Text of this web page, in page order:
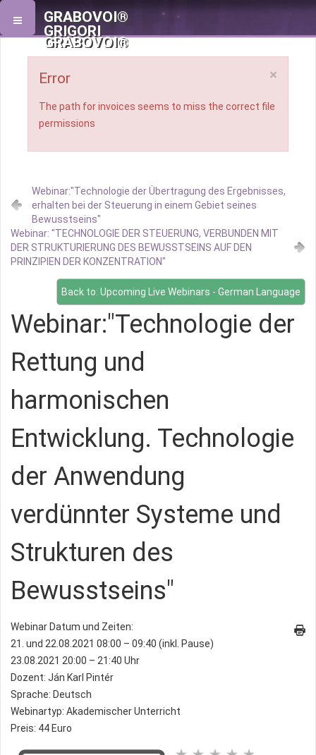
GRABOVOI®
GRIGORI
GRABOVOI®
×
Error
The path for invoices seems to miss the correct file
permissions
Webinar:"Technologie der Übertragung des Ergebnisses,
erhalten bei der Steuerung in einem Gebiet seines
Bewusstseins"
Webinar: "TECHNOLOGIE DER STEUERUNG, VERBUNDEN MIT
DER STRUKTURIERUNG DES BEWUSSTSEINS AUF DEN
PRINZIPIEN DER KONZENTRATION"
Back to: Upcoming Live Webinars - German Language
Webinar:"Technologie der
Rettung und
harmonischen
Entwicklung. Technologie
der Anwendung
verdünnter Systeme und
Strukturen des
Bewusstseins"
Webinar Datum und Zeiten:
21. und 22.08.2021 08:00 – 09:40 (inkl. Pause)
23.08.2021 20:00 – 21:40 Uhr
Dozent: Ján Karl Pintér
Sprache: Deutsch
Webinartyp: Akademischer Unterricht
Preis: 44 Euro